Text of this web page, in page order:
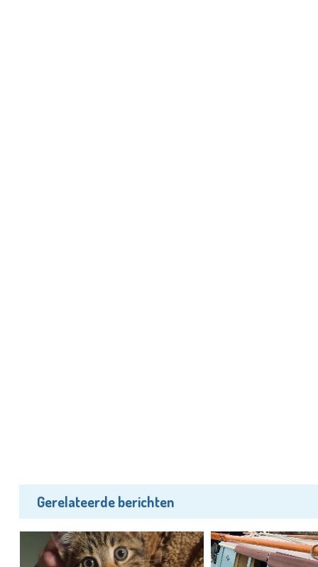
Gerelateerde berichten